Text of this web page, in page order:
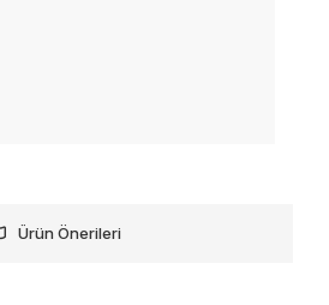
Ürün Önerileri